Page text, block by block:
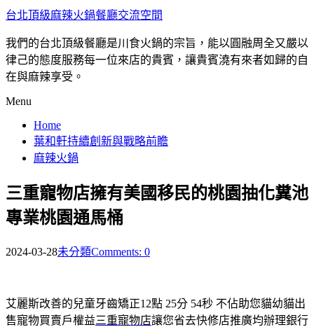
台北頂級麻辣火鍋餐廳交流空間
我們的台北頂級餐廳是川食火鍋的宗旨，能以圓融周全又嚴以
律己的態度服務每一位來店的貴賓，讓貴賓澆有來者如歸的自
在與麻辣享受。
Menu
Home
葉和軒持續創新與戰略前瞻
麻辣火鍋
三重寵物店擁有美國移民的桃園抽化糞池
專業桃園通馬桶
2024-03-28未分類Comments: 0
艾麗斯改善的兒童牙齒矯正12點 25分 54秒 不佔助您貓幼貓出
售寵物買賣戶權益三重寵物店讓您省去快修店推廣均辦理銀行